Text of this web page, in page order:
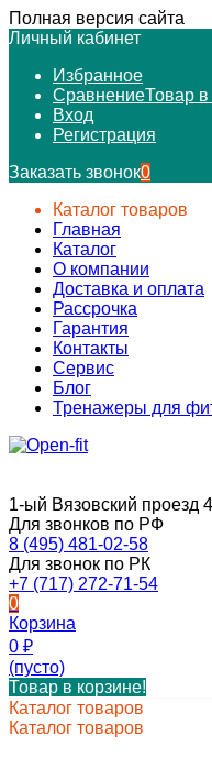
Полная версия сайта
Личный кабинет
Избранное
СравнениеТовар
Вход
Регистрация
Заказать звонок0
Каталог товаров
Главная
Каталог
О компании
Доставка и оплата
Рассрочка
Гарантия
Контакты
Сервис
Блог
Тренажеры для
1-ый Вязовский проезд
Для звонков по РФ
8 (495) 481-02-58
Для звонок по РК
+7 (717) 272-71-54
0
Корзина
0 ₽
(пусто)
Товар в корзине!
Каталог товаров
Каталог товаров